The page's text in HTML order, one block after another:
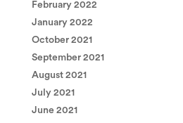
February 2022
January 2022
October 2021
September 2021
August 2021
July 2021
June 2021